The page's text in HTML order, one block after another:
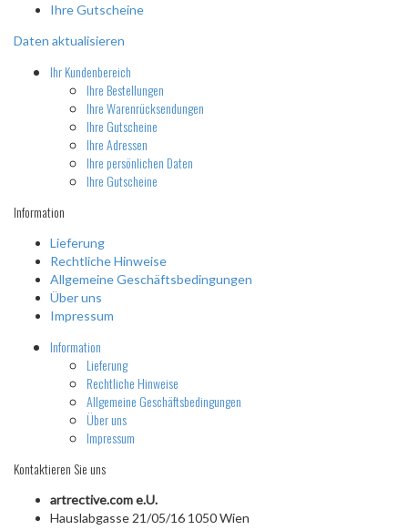
Ihre Gutscheine
Daten aktualisieren
Ihr Kundenbereich
Ihre Bestellungen
Ihre Warenrücksendungen
Ihre Gutscheine
Ihre Adressen
Ihre persönlichen Daten
Ihre Gutscheine
Information
Lieferung
Rechtliche Hinweise
Allgemeine Geschäftsbedingungen
Über uns
Impressum
Information
Lieferung
Rechtliche Hinweise
Allgemeine Geschäftsbedingungen
Über uns
Impressum
Kontaktieren Sie uns
artrective.com e.U.
Hauslabgasse 21/05/16 1050 Wien